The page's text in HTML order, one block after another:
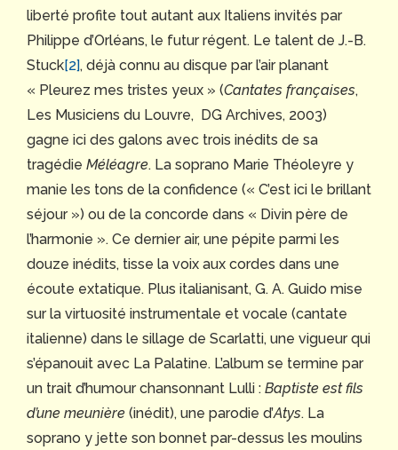
liberté profite tout autant aux Italiens invités par
Philippe d’Orléans, le futur régent. Le talent de J.-B.
Stuck[2], déjà connu au disque par l’air planant
« Pleurez mes tristes yeux » (Cantates françaises,
Les Musiciens du Louvre, DG Archives, 2003)
gagne ici des galons avec trois inédits de sa
tragédie Méléagre. La soprano Marie Théoleyre y
manie les tons de la confidence (« C’est ici le brillant
séjour ») ou de la concorde dans « Divin père de
l’harmonie ». Ce dernier air, une pépite parmi les
douze inédits, tisse la voix aux cordes dans une
écoute extatique. Plus italianisant, G. A. Guido mise
sur la virtuosité instrumentale et vocale (cantate
italienne) dans le sillage de Scarlatti, une vigueur qui
s’épanouit avec La Palatine. L’album se termine par
un trait d’humour chansonnant Lulli : Baptiste est fils
d’une meunière (inédit), une parodie d’Atys. La
soprano y jette son bonnet par-dessus les moulins